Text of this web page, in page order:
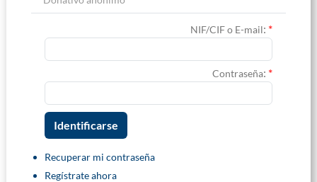
NIF/CIF o E-mail: *
Contraseña: *
Recuperar mi contraseña
Regístrate ahora